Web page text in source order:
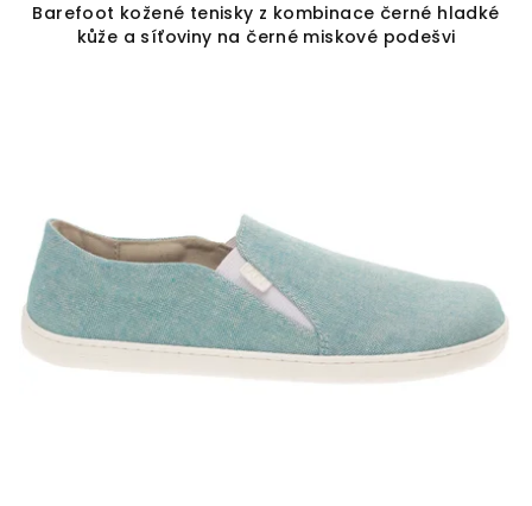
Barefoot kožené tenisky z kombinace černé hladké
kůže a síťoviny na černé miskové podešvi